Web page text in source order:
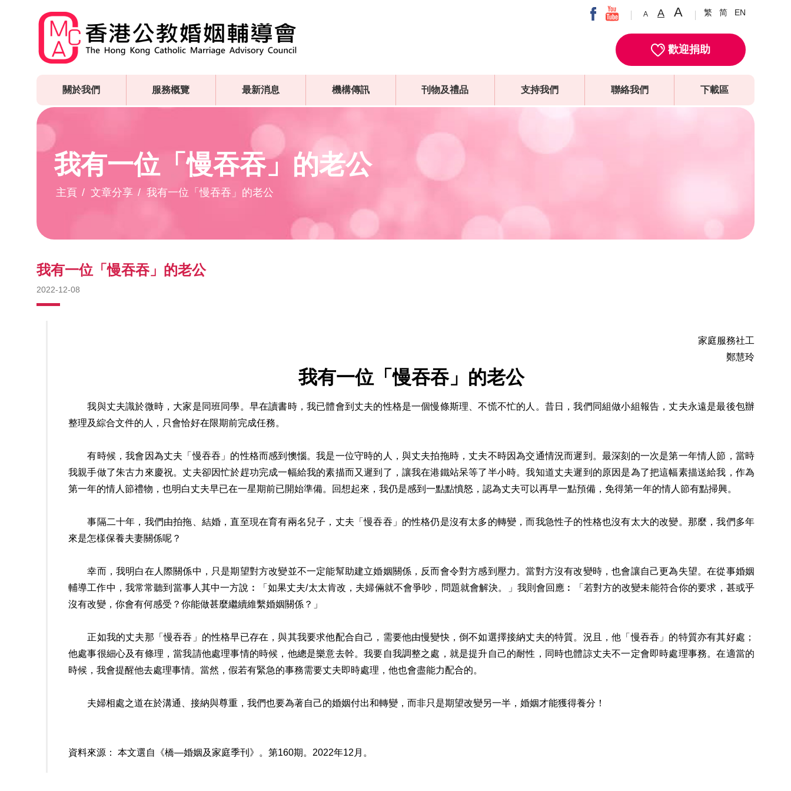
A A A 繁 简 EN
歡迎捐助
關於我們 服務概覽 最新消息 機構傳訊 刊物及禮品 支持我們 聯絡我們 下載區
我有一位「慢吞吞」的老公
主頁 文章分享 我有一位「慢吞吞」的老公
我有一位「慢吞吞」的老公
2022-12-08
家庭服務社工
鄭慧玲
我有一位「慢吞吞」的老公
我與丈夫識於微時，大家是同班同學。早在讀書時，我已體會到丈夫的性格是一個慢條斯理、不慌不忙的人。昔日，我們同組做小組報告，丈夫永遠是最後包辦
整理及綜合文件的人，只會恰好在限期前完成任務。
有時候，我會因為丈夫「慢吞吞」的性格而感到懊惱。我是一位守時的人，與丈夫拍拖時，丈夫不時因為交通情況而遲到。最深刻的一次是第一年情人節，當時
我親手做了朱古力來慶祝。丈夫卻因忙於趕功完成一幅給我的素描而又遲到了，讓我在港鐵站呆等了半小時。我知道丈夫遲到的原因是為了把這幅素描送給我，作為
第一年的情人節禮物，也明白丈夫早已在一星期前已開始準備。回想起來，我仍是感到一點點憤怒，認為丈夫可以再早一點預備，免得第一年的情人節有點掃興。
事隔二十年，我們由拍拖、結婚，直至現在育有兩名兒子，丈夫「慢吞吞」的性格仍是沒有太多的轉變，而我急性子的性格也沒有太大的改變。那麼，我們多年
來是怎樣保養夫妻關係呢？
幸而，我明白在人際關係中，只是期望對方改變並不一定能幫助建立婚姻關係，反而會令對方感到壓力。當對方沒有改變時，也會讓自己更為失望。在從事婚姻
輔導工作中，我常常聽到當事人其中一方說︰「如果丈夫/太太肯改，夫婦倆就不會爭吵，問題就會解決。」我則會回應︰「若對方的改變未能符合你的要求，甚或乎
沒有改變，你會有何感受？你能做甚麼繼續維繫婚姻關係？」
正如我的丈夫那「慢吞吞」的性格早已存在，與其我要求他配合自己，需要他由慢變快，倒不如選擇接納丈夫的特質。況且，他「慢吞吞」的特質亦有其好處；
他處事很細心及有條理，當我請他處理事情的時候，他總是樂意去幹。我要自我調整之處，就是提升自己的耐性，同時也體諒丈夫不一定會即時處理事務。在適當的
時候，我會提醒他去處理事情。當然，假若有緊急的事務需要丈夫即時處理，他也會盡能力配合的。
夫婦相處之道在於溝通、接納與尊重，我們也要為著自己的婚姻付出和轉變，而非只是期望改變另一半，婚姻才能獲得養分！
資料來源： 本文選自《橋—婚姻及家庭季刊》。第160期。2022年12月。